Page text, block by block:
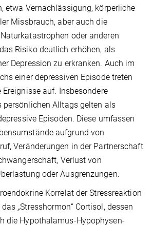
etwa Vernachlässigung, körperliche
Missbrauch, aber auch die
oder anderen
Risiko deutlich erhöhen, als
Depression zu erkranken. Auch im
einer depressiven Episode treten
auf. Insbesondere
persönlichen Alltags gelten als
Episoden. Diese umfassen
aufgrund von
Veränderungen in der Partnerschaft
Verlust von
oder Ausgrenzungen.
Korrelat der Stressreaktion
„Stresshormon“ Cortisol, dessen
die Hypothalamus-Hypophysen-